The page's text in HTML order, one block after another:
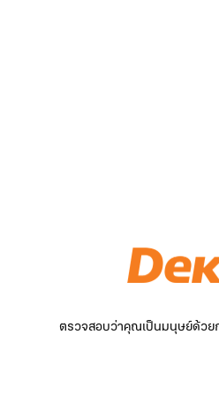
ตรวจสอบว่าคุณเป็นมนุษย์ด้วย